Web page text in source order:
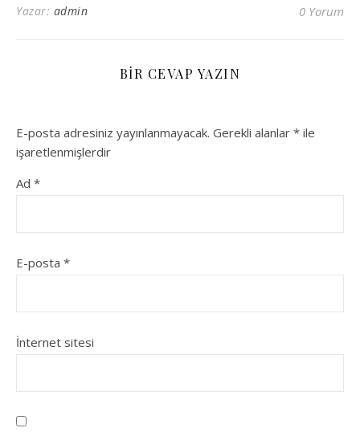
Yazar: admin 0 Yorum
BIR CEVAP YAZIN
E-posta adresiniz yayınlanmayacak. Gerekli alanlar * ile
işaretlenmişlerdir
Ad *
E-posta *
İnternet sitesi